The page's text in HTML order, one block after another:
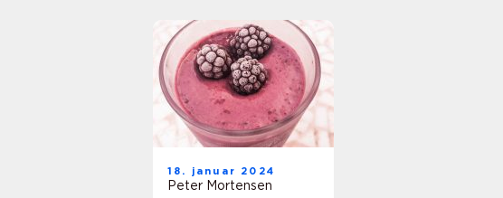
18. januar 2024
Peter Mortensen